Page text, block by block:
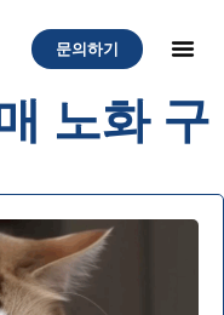
문의하기
노화 구